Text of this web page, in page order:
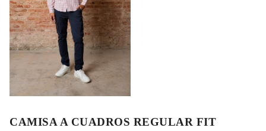
CAMISA A CUADROS REGULAR FIT